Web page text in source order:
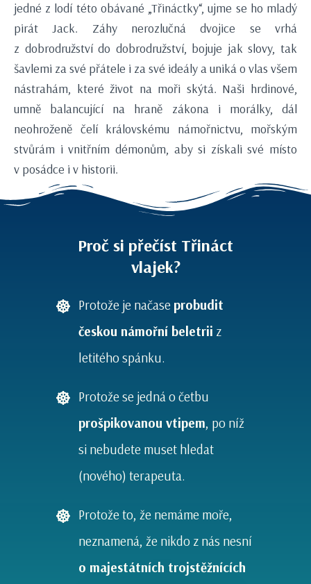
jedné z lodí této obávané „Třináctky“, ujme se ho mladý
pirát Jack. Záhy nerozlučná dvojice se vrhá
z dobrodružství do dobrodružství, bojuje jak slovy, tak
šavlemi za své přátele i za své ideály a uniká o vlas všem
nástrahám, které život na moři skýtá. Naši hrdinové,
umně balancující na hraně zákona i morálky, dál
neohroženě čelí královskému námořnictvu, mořským
stvůrám i vnitřním démonům, aby si získali své místo
v posádce i v historii.
Proč si přečíst Třináct
vlajek?
Protože je načase probudit
českou námořní beletrii z
letitého spánku.
Protože se jedná o četbu
prošpikovanou vtipem, po níž
si nebudete muset hledat
(nového) terapeuta.
Protože to, že nemáme moře,
neznamená, že nikdo z nás nesní
o majestátních trojstěžnících